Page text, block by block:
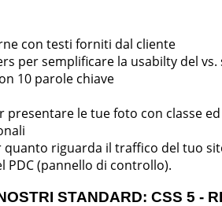
con testi forniti dal cliente
per semplificare la usabilty del vs.
10 parole chiave
presentare le tue foto con classe ed
riguarda il traffico del tuo
PDC (pannello di controllo).
STANDARD: CSS 5 -